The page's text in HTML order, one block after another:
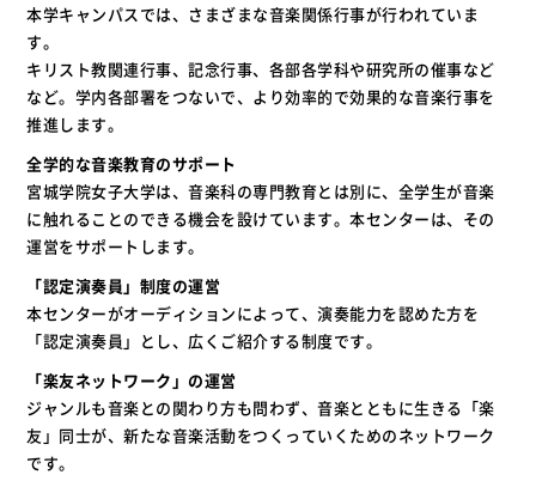
本学キャンパスでは、さまざまな音楽関係行事が行われていま
す。
キリスト教関連行事、記念行事、各部各学科や研究所の催事など
など。学内各部署をつないで、より効率的で効果的な音楽行事を
推進します。
全学的な音楽教育のサポート
宮城学院女子大学は、音楽科の専門教育とは別に、全学生が音楽
に触れることのできる機会を設けています。本センターは、その
運営をサポートします。
「認定演奏員」制度の運営
本センターがオーディションによって、演奏能力を認めた方を
「認定演奏員」とし、広くご紹介する制度です。
「楽友ネットワーク」の運営
ジャンルも音楽との関わり方も問わず、音楽とともに生きる「楽
友」同士が、新たな音楽活動をつくっていくためのネットワーク
です。